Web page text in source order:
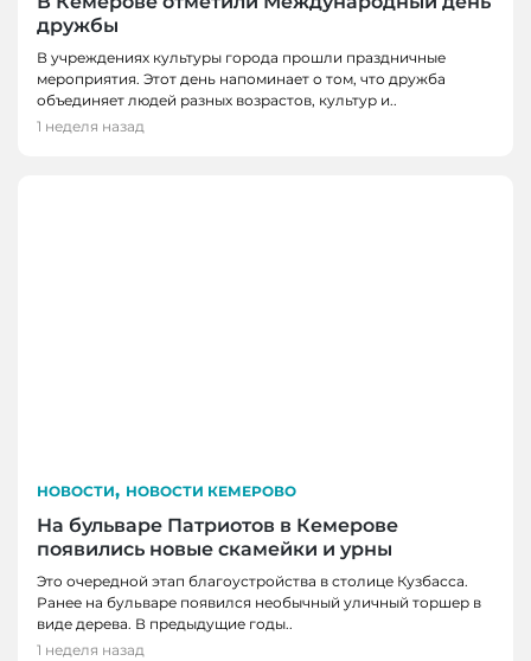
дружбы
В учреждениях культуры города прошли праздничные
мероприятия. Этот день напоминает о том, что дружба
объединяет людей разных возрастов, культур и..
1 неделя назад
НОВОСТИ, НОВОСТИ КЕМЕРОВО
На бульваре Патриотов в Кемерове
появились новые скамейки и урны
Это очередной этап благоустройства в столице Кузбасса.
Ранее на бульваре появился необычный уличный торшер в
виде дерева. В предыдущие годы..
1 неделя назад